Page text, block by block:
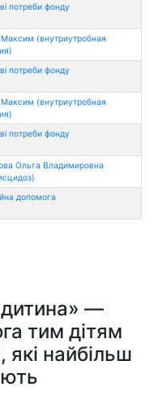
потреби фонду
(внутриутробная
потреби фонду
(внутриутробная
потреби фонду
Ольга Владимировна
допомога
—
тим дітям
які найбільш